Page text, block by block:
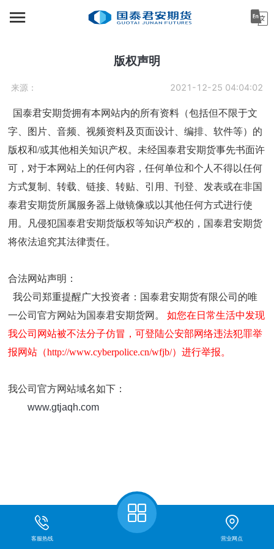
首页
机构金融
产业服务
投资者教育
关于公司
版权声明
来源： 2021-12-25 04:04:02
国泰君安期货拥有本网站内的所有资料（包括但不限于文
字、图片、音频、视频资料及页面设计、编排、软件等）的
版权和/或其他相关知识产权。未经国泰君安期货事先书面许
可，对于本网站上的任何内容，任何单位和个人不得以任何
方式复制、转载、链接、转贴、引用、刊登、发表或在非国
泰君安期货所属服务器上做镜像或以其他任何方式进行使
用。凡侵犯国泰君安期货版权等知识产权的，国泰君安期货
将依法追究其法律责任。
合法网站声明：
我公司郑重提醒广大投资者：国泰君安期货有限公司的唯
一公司官方网站为国泰君安期货网。如您在日常生活中发现
我公司网站被不法分子仿冒，可登陆公安部网络违法犯罪举
报网站 （http://www.cyberpolice.cn/wfjb/）进行举报。
我公司官方网站域名如下：
www.gtjaqh.com
客服热线 营业网点